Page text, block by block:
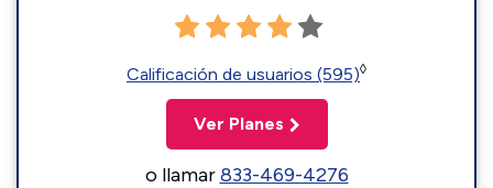
Calificación de usuarios (595)◊
Ver Planes
o llamar833-469-4276